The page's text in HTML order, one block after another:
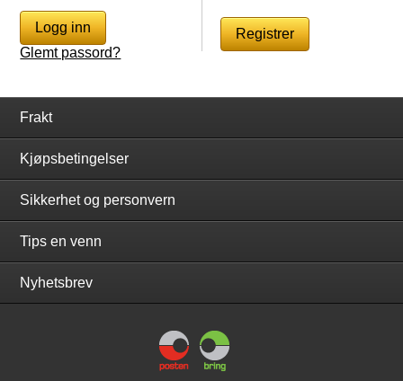
Glemt passord?
Frakt
Kjøpsbetingelser
Sikkerhet og personvern
Tips en venn
Nyhetsbrev